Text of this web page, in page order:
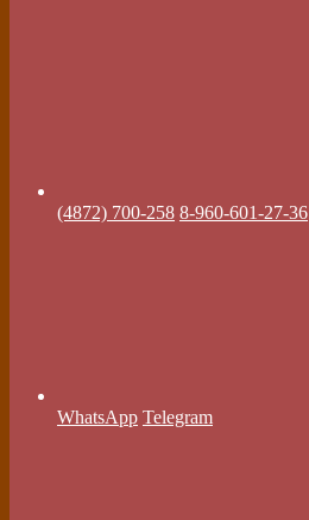
(4872) 700-258 8-960-601-27-36
WhatsApp Telegram